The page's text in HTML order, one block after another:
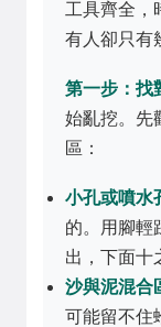
工具齊全，
有人卻只有
第一步：找
始亂挖。先
區：
小孔或噴水
的。用腳輕
出，下面十
沙與泥混合
可能留不住